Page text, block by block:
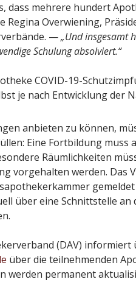
dass mehrere hundert
Regina Overwiening,
—„Und insgesamt
Schulung absolviert.“
COVID-19-
je nach Entwicklung der
anbieten zu können,
Eine Fortbildung muss
Räumlichkeiten
vorgehalten werden. Das
über eine Schnittstelle an
(DAV)
über die teilnehmenden
werden permanent